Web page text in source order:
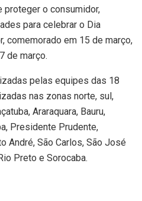
proteger o consumidor,
para celebrar o Dia
comemorado em 15 de março,
de março.
pelas equipes das 18
nas zonas norte, sul,
Araraquara, Bauru,
Presidente Prudente,
André, São Carlos, São José
Preto e Sorocaba.